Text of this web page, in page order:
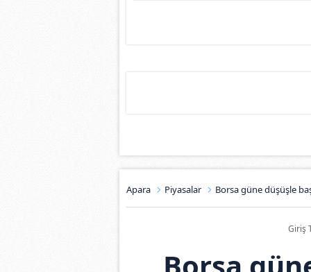
Apara Piyasalar Borsa güne düşüşle
Giriş